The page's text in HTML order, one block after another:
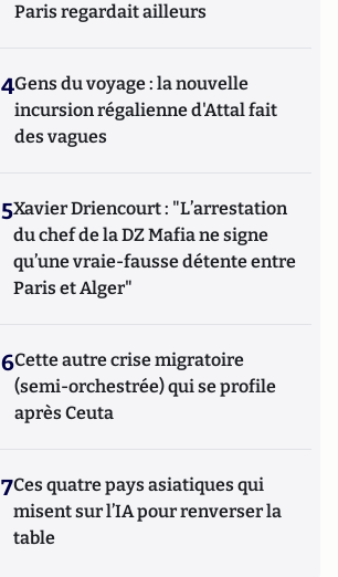
Paris regardait ailleurs
4Gens du voyage : la nouvelle
incursion régalienne d'Attal fait
des vagues
5Xavier Driencourt : "L’arrestation
du chef de la DZ Mafia ne signe
qu’une vraie-fausse détente entre
Paris et Alger"
6Cette autre crise migratoire
(semi-orchestrée) qui se profile
après Ceuta
7Ces quatre pays asiatiques qui
misent sur l’IA pour renverser la
table